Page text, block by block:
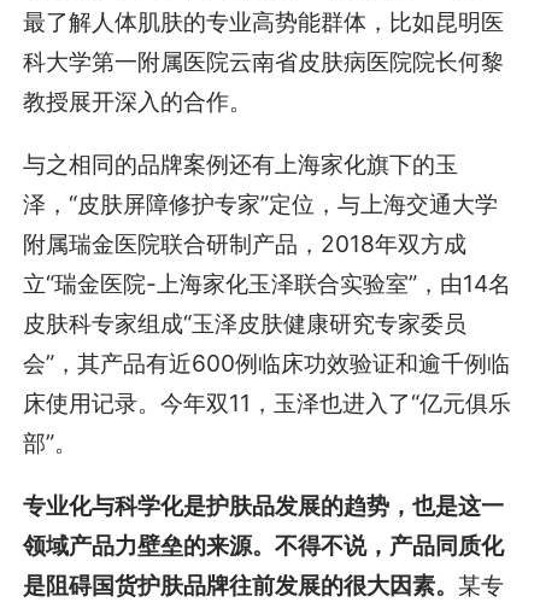
最了解人体肌肤的专业高势能群体，比如昆明医
科大学第一附属医院云南省皮肤病医院院长何黎
教授展开深入的合作。
与之相同的品牌案例还有上海家化旗下的玉
泽，“皮肤屏障修护专家”定位，与上海交通大学
附属瑞金医院联合研制产品，2018年双方成
立“瑞金医院-上海家化玉泽联合实验室”，由14名
皮肤科专家组成“玉泽皮肤健康研究专家委员
会”，其产品有近600例临床功效验证和逾千例临
床使用记录。今年双11，玉泽也进入了“亿元俱乐
部”。
专业化与科学化是护肤品发展的趋势，也是这一
领域产品力壁垒的来源。不得不说，产品同质化
是阻碍国货护肤品牌往前发展的很大因素。 某专